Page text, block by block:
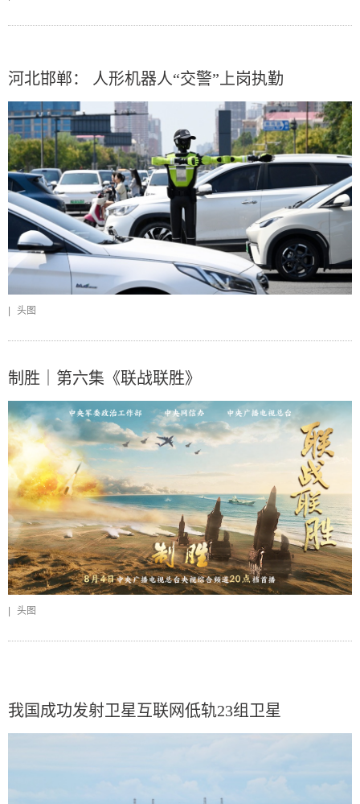
河北邯郸： 人形机器人“交警”上岗执勤
头图
制胜｜第六集《联战联胜》
| 头图
我国成功发射卫星互联网低轨23组卫星